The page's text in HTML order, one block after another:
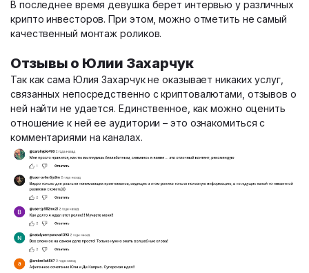
В последнее время девушка берет интервью у различных
крипто инвесторов. При этом, можно отметить не самый
качественный монтаж роликов.
Отзывы о Юлии Захарчук
Так как сама Юлия Захарчук не оказывает никаких услуг,
связанных непосредственно с криптовалютами, отзывов о
ней найти не удается. Единственное, как можно оценить
отношение к ней ее аудитории – это ознакомиться с
комментариями на каналах.